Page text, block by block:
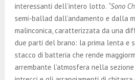
interessanti dell’intero lotto. “Sono
semi-ballad dall’andamento e dalla
malinconica, caratterizzata da una
due parti del brano: la prima lenta e
stacco di batteria che rende
arrembante l’atmosfera nella